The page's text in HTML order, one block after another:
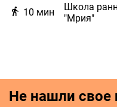
10 мин
Школа
"Мрия"
Не нашли свое